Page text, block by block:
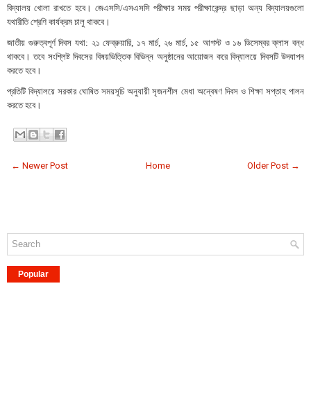
বিদ্যালয় খোলা রাখতে হবে। জেএসসি/এসএসসি পরীক্ষার সময় পরীক্ষাকেন্দ্র ছাড়া অন্য বিদ্যালয়গুলো
যথারীতি শ্রেণি কার্যক্রম চালু থাকবে।
জাতীয় গুরুত্বপূর্ণ দিবস যথা: ২১ ফেব্রুয়ারি, ১৭ মার্চ, ২৬ মার্চ, ১৫ আগস্ট ও ১৬ ডিসেম্বর ক্লাস বন্ধ
থাকবে। তবে সংশ্লিষ্ট দিবসের বিষয়ভিত্তিক বিভিন্ন অনুষ্ঠানের আয়োজন করে বিদ্যালয়ে দিবসটি উদযাপন
করতে হবে।
প্রতিটি বিদ্যালয়ে সরকার ঘোষিত সময়সূচি অনুযায়ী সৃজনশীল মেধা অন্বেষণ দিবস ও শিক্ষা সপ্তাহ পালন
করতে হবে।
← Newer Post Older Post →
Home
Popular